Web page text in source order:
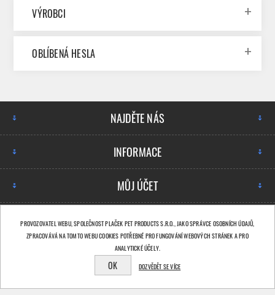
VÝROBCI
OBLÍBENÁ HESLA
NAJDĚTE NÁS
INFORMACE
MŮJ ÚČET
NEWSLETTER
PROVOZOVATEL WEBU, SPOLEČNOST PLAČEK PET PRODUCTS S.R.O., JAKO SPRÁVCE OSOBNÍCH ÚDAJŮ,
ZPRACOVÁVÁ NA TOMTO WEBU COOKIES POTŘEBNÉ PRO FUNGOVÁNÍ WEBOVÝCH STRÁNEK A PRO
ANALYTICKÉ ÚČELY.
OK DOZVĚDĚT SE VÍCE